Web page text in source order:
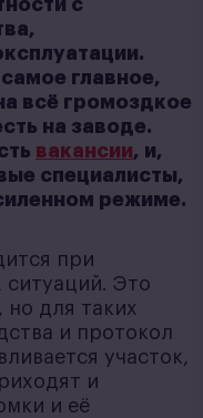
с
главное,
всё громоздкое
на заводе.
вакансии, и,
специалисты,
режиме.
при
ситуаций. Это
но для таких
и протокол
участок,
и
и её